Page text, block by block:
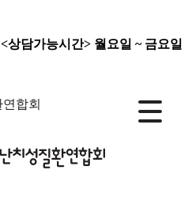
<상담가능시간> 월요일 ~ 금요일